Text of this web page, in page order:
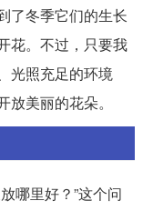
了冬季它们的生长
花。不过，只要我
光照充足的环境
美丽的花朵。
哪里好？”这个问